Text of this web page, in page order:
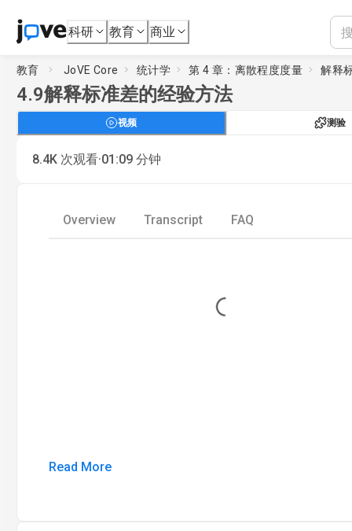
科研 教育 商业
教育 JoVE Core 统计学 第 4 章：离散程度度量 解释
4.9解释标准差的经验方法
视频 测验
8.4K 次观看·01:09 分钟
Overview Transcript FAQ
Loading...
Read More